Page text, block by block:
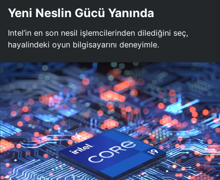
Yeni Neslin Gücü Yanında
Intel’in en son nesil işlemcilerinden dilediğini seç,
hayalindeki oyun bilgisayarını deneyimle.